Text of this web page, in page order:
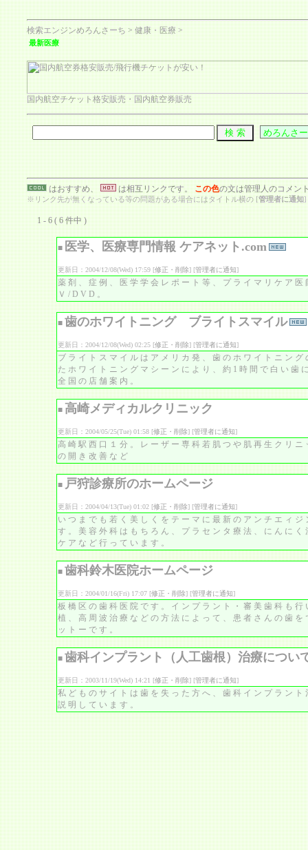
検索エンジンめろんさーち>健康・医療>
最新医療
国内航空チケット格安販売・国内航空券販売
はおすすめ、 は相互リンクです。この色の文は管理人のコメン
※リンク先が無くなっている等の問題がある場合にはタイトル横の [管理者に通知]
1 - 6 ( 6 件中 )
■ 医学、医療専門情報 ケアネット.com
更新日：2004/12/08(Wed) 17:59 [修正・削除] [管理者に通知]
薬剤、症例、医学学会レポート等、プライマリケア
Ｖ/DVD。
■ 歯のホワイトニング ブライトスマイル
更新日：2004/12/08(Wed) 02:25 [修正・削除] [管理者に通知]
ブライトスマイルはアメリカ発、歯のホワイトニン
たホワイトニングマシーンにより、約1時間で白い歯
全国の店舗案内。
■ 高崎メディカルクリニック
更新日：2004/05/25(Tue) 01:58 [修正・削除] [管理者に通知]
高崎駅西口１分。レーザー専科若肌つや肌再生クリ
の開き改善など
■ 戸狩診療所のホームページ
更新日：2004/04/13(Tue) 01:02 [修正・削除] [管理者に通知]
いつまでも若く美しくをテーマに最新のアンチエィ
す。美容外科はもちろん、プラセンタ療法、にんに
ケアなど行っています。
■ 歯科鈴木医院ホームページ
更新日：2004/01/16(Fri) 17:07 [修正・削除] [管理者に通知]
板橋区の歯科医院です。インプラント・審美歯科も
植、高周波治療などの方法によって、患者さんの歯
ットーです。
■ 歯科インプラント（人工歯根）治療につい
更新日：2003/11/19(Wed) 14:21 [修正・削除] [管理者に通知]
私どものサイトは歯を失った方へ、歯科インプラン
説明しています。